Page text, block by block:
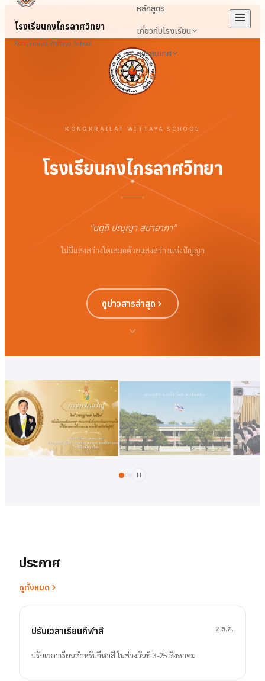
โรงเรียนกงไกรลาศวิทยา
Kongkrailat Wittaya School
หลักสูตร
เกี่ยวกับโรงเรียน
สารสนเทศ
เข้าสู่ระบบ
KONGKRAILAT WITTAYA SCHOOL
โรงเรียนกงไกรลาศวิทยา
"นตฺถิ ปญฺญา สมาอาภา"
ไม่มีแสงสว่างใดเสมอด้วยแสงสว่างแห่งปัญญา
ดูข่าวสารล่าสุด
ประกาศ
ดูทั้งหมด
ปรับเวลาเรียนกีฬาสี
ปรับเวลาเรียนสำหรับกีฬาสี ในช่วงวันที่ 3-25 สิงหาคม
2 ส.ค.